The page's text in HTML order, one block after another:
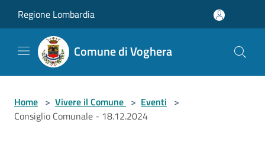
Regione Lombardia
Comune di Voghera
Home > Vivere il Comune > Eventi >
Consiglio Comunale - 18.12.2024